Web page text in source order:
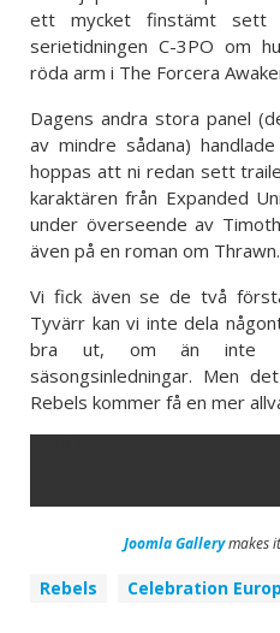
ett mycket finstämt sett
serietidningen C-3PO om
röda arm i The Forcera
Dagens andra stora panel
av mindre sådana)
hoppas att ni redan sett
karaktären från Expanded
under överseende av
även på en roman om Thrawn.
Vi fick även se de två
Tyvärr kan vi inte dela
bra ut, om än inte
säsongsinledningar. Men
Rebels kommer få en mer
Joomla Gallerymakes
Rebels Celebration